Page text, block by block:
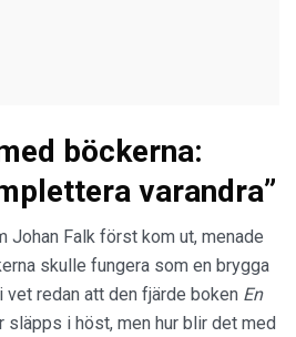
böckerna:
varandra”
Johan Falk först kom ut, menade
skulle fungera som en brygga
redan att den fjärde boken En
släpps i höst, men hur blir det med